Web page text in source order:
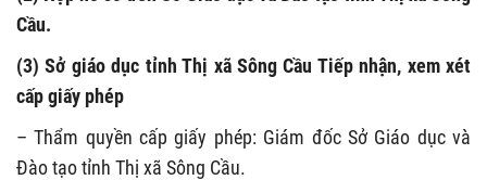
Cầu.
(3) Sở giáo dục tỉnh Thị xã Sông Cầu Tiếp nhận, xem xét
cấp giấy phép
– Thẩm quyền cấp giấy phép: Giám đốc Sở Giáo dục và
Đào tạo tỉnh Thị xã Sông Cầu.